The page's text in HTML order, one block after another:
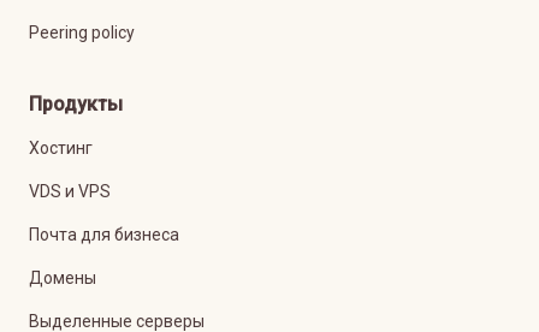
Peering policy
Продукты
Хостинг
VDS и VPS
Почта для бизнеса
Домены
Выделенные серверы